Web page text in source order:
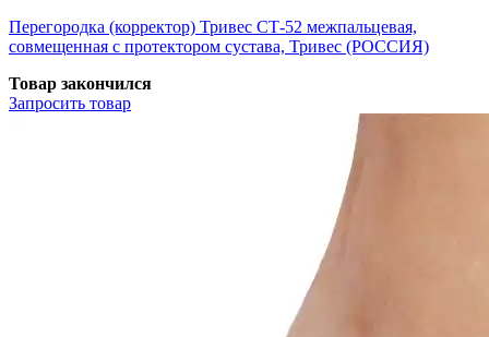
Перегородка (корректор) Тривес СТ-52 межпальцевая,
совмещенная с протектором сустава, Тривес (РОССИЯ)
Товар закончился
Запросить товар